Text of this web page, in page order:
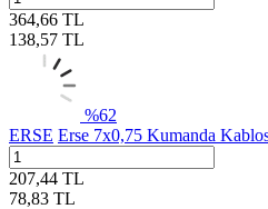
364,66 TL
138,57 TL
%62
ERSE Erse 7x0,75 Kumanda
207,44 TL
78,83 TL